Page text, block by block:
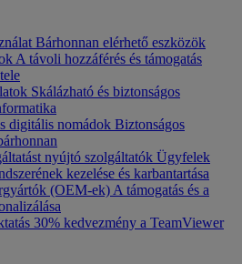
Bárhonnan elérhető eszközök
A távoli hozzáférés és támogatás
Skálázható és biztonságos
digitális nomádok Biztonságos
nyújtó szolgáltatók Ügyfelek
kezelése és karbantartása
(OEM-ek) A támogatás és a
30% kedvezmény a TeamViewer